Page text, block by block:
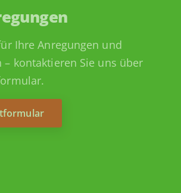
Ihre Anregungen und
– kontaktieren Sie uns über